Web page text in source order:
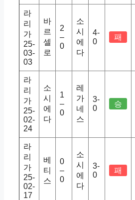
라
리
가
25-
03-
03
바
르
셀
로
2
–
0
소
시
에
다
4-
0
패
라
리
가
25-
02-
24
소
시
에
다
1
–
0
레
가
네
스
3-
0
승
라
리
가
25-
02-
17
베
티
스
0
–
0
소
시
에
다
3-
0
패